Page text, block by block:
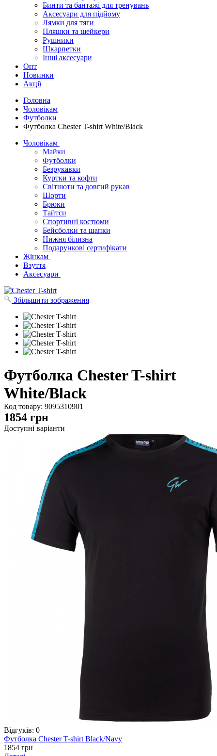
Бинти та бантажі для тренувань
Аксесуари для підйому
Лямки для тяги
Пляшки та шейкери
Рушники
Шкарпетки
Інші аксесуари
Опт
Новинки
Акції
Головна
Чоловікам
Футболки
Футболка Chester T-shirt White/Black
Чоловікам
Майки
Футболки
Безрукавки
Куртки та кофти
Світшоти та довгий рукав
Шорти
Брюки
Тайтси
Спортивні костюми
Бейсболки та шапки
Нижня білизна
Подарункові сертифікати
Жінкам
Взуття
Аксесуари
Збільшити зображення
Футболка Chester T-shirt
White/Black
Код товару: 9095310901
1854 грн
Доступні варіанти
Відгуків: 0
Футболка Chester T-shirt Black/Navy
1854 грн